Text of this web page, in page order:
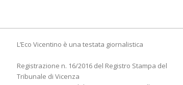
L’Eco Vicentino è una testata giornalistica
Registrazione n. 16/2016 del Registro Stampa del
Tribunale di Vicenza